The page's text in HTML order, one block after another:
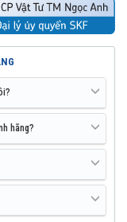
kiểm chứng.
hãng?